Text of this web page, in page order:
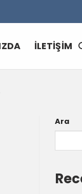
İLETIŞIM
Ara